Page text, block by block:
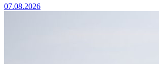
07.08.2026